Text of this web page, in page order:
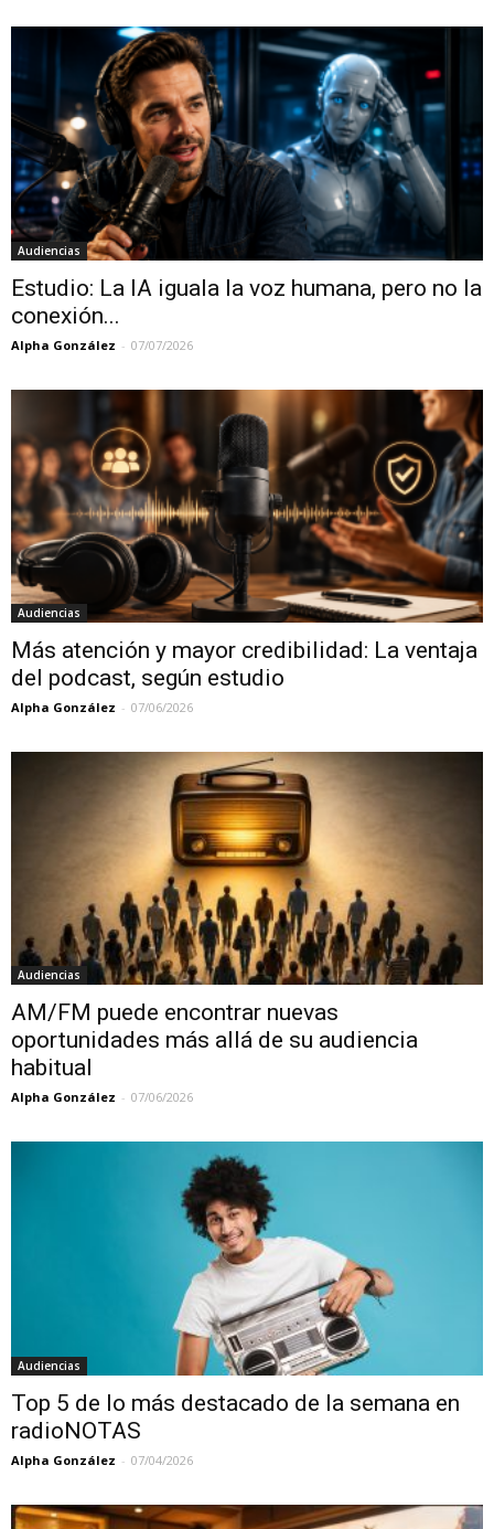
Audiencias
Estudio: La IA iguala la voz humana, pero no la
conexión...
Alpha González - 07/07/2026
Audiencias
Más atención y mayor credibilidad: La ventaja
del podcast, según estudio
Alpha González - 07/06/2026
Audiencias
AM/FM puede encontrar nuevas
oportunidades más allá de su audiencia
habitual
Alpha González - 07/06/2026
Audiencias
Top 5 de lo más destacado de la semana en
radioNOTAS
Alpha González - 07/04/2026